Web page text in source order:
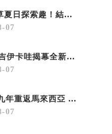
嘉義鹿草夏日探索趣！結合科學、農場與自然的親子小旅行
07
ANAｘ吉伊卡哇揭幕全新彩繪機「Chiikawa JET」
07
F1睽違九年重返馬來西亞 三大國際賽事打造10月運動旅遊熱潮 賽車、自行車、路跑同週登場
07